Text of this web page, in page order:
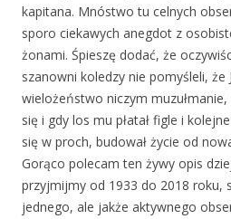
kapitana. Mnóstwo tu celnych
sporo ciekawych anegdot z
żonami. Śpieszę dodać, że
szanowni koledzy nie pomyśleli, że
wielożeństwo niczym
się i gdy los mu płatał figle i
się w proch, budował życie od
Gorąco polecam ten żywy opis
przyjmijmy od 1933 do 2018 roku,
jednego, ale jakże aktywnego